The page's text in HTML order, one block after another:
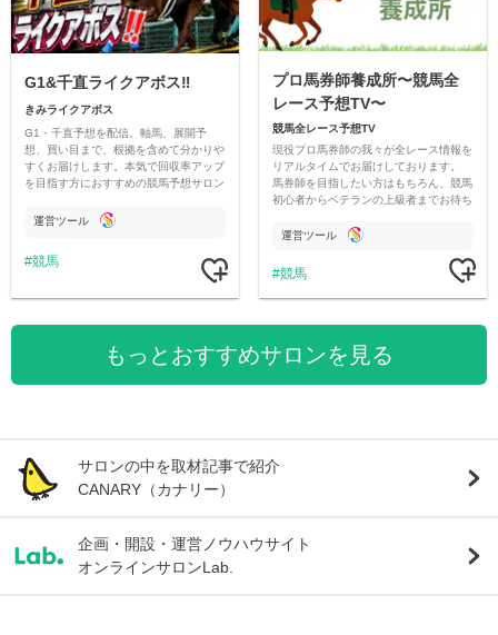
G1&千直ライクアボス‼️
きみライクアボス
G1・千直予想を配信。軸馬、展開予
想、買い目まで、根拠を含めて分かりや
すくお届けします。本気で回収率アップ
を目指す方におすすめの競馬予想サロン
運営ツール
競馬
プロ馬券師養成所〜競馬全
レース予想TV〜
競馬全レース予想TV
現役プロ馬券師の我々が全レース情報を
リアルタイムでお届けしております。
馬券師を目指したい方はもちろん、競馬
初心者からベテランの上級者までお待ち
運営ツール
競馬
もっとおすすめサロンを見る
サロンの中を取材記事で紹介
CANARY（カナリー）
企画・開設・運営ノウハウサイト
オンラインサロンLab.